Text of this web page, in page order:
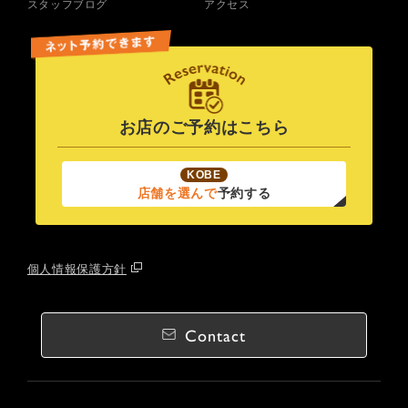
スタッフブログ アクセス
お店のご予約はこちら
KOBE
店舗を選んで予約する
個人情報保護方針
Contact